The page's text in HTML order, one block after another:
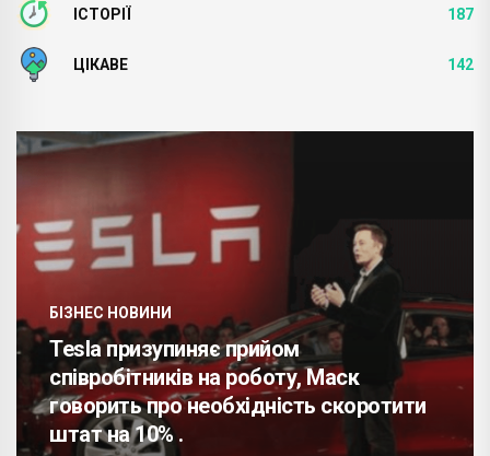
ІСТОРІЇ 187
ЦІКАВЕ 142
БІЗНЕС НОВИНИ
Tesla призупиняє прийом
співробітників на роботу, Маск
говорить про необхідність скоротити
штат на 10% .